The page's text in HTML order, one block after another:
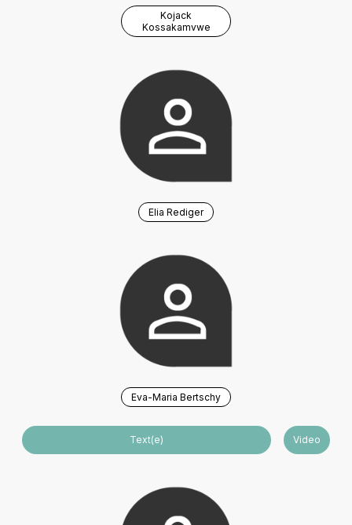
Kojack
Kossakamvwe
Elia Rediger
Eva-Maria Bertschy
Text(e) Video